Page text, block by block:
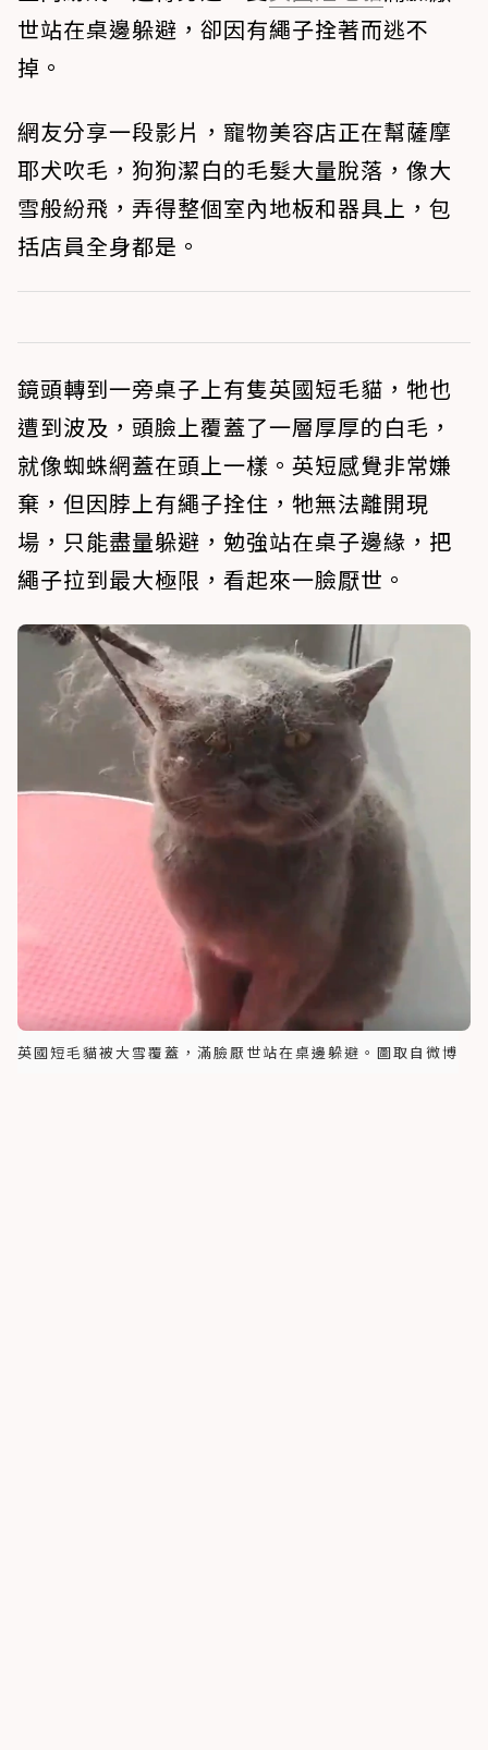
世站在桌邊躲避，卻因有繩子拴著而逃不
掉。
網友分享一段影片，寵物美容店正在幫薩摩
耶犬吹毛，狗狗潔白的毛髮大量脫落，像大
雪般紛飛，弄得整個室內地板和器具上，包
括店員全身都是。
鏡頭轉到一旁桌子上有隻英國短毛貓，牠也
遭到波及，頭臉上覆蓋了一層厚厚的白毛，
就像蜘蛛網蓋在頭上一樣。英短感覺非常嫌
棄，但因脖上有繩子拴住，牠無法離開現
場，只能盡量躲避，勉強站在桌子邊緣，把
繩子拉到最大極限，看起來一臉厭世。
英國短毛貓被大雪覆蓋，滿臉厭世站在桌邊躲避。圖取自微博